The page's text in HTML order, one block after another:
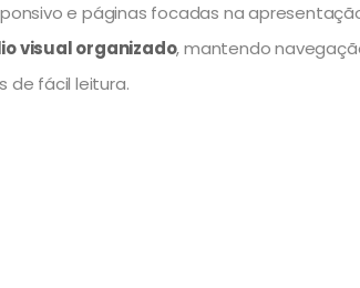
e páginas focadas na
visual organizado, mantendo
de fácil leitura.